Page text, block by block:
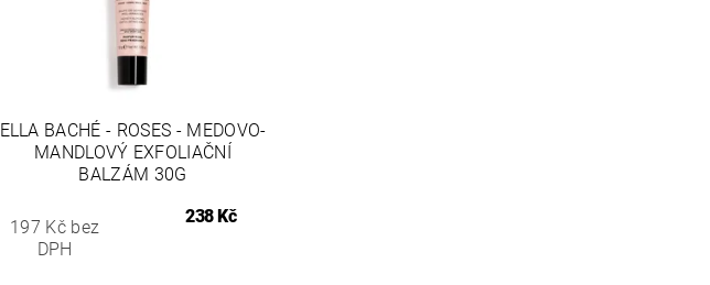
ELLA BACHÉ - ROSES - MEDOVO-
MANDLOVÝ EXFOLIAČNÍ
BALZÁM 30G
197 Kč bez
DPH
238 Kč